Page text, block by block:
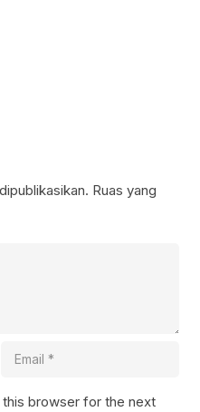
Ruas yang
this browser for the next